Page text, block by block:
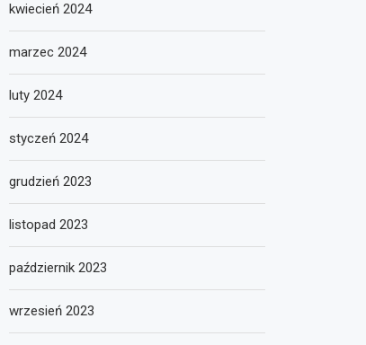
kwiecień 2024
marzec 2024
luty 2024
styczeń 2024
grudzień 2023
listopad 2023
październik 2023
wrzesień 2023